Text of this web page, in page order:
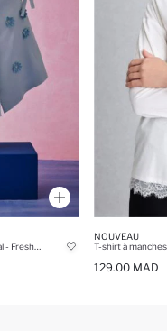
NOUVEAU
129.00 MAD